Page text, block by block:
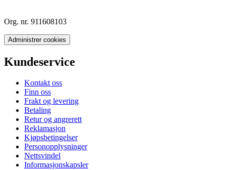
Org. nr. 911608103
Administrer cookies
Kundeservice
Kontakt oss
Finn oss
Frakt og levering
Betaling
Retur og angrerett
Reklamasjon
Kjøpsbetingelser
Personopplysninger
Nettsvindel
Informasjonskapsler